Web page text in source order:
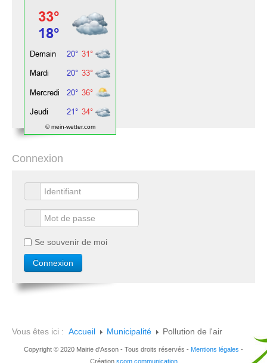
© mein-wetter.com
Connexion
Se souvenir de moi
Vous êtes ici : Accueil Municipalité Pollution de l'air
Copyright © 2020 Mairie d'Asson - Tous droits réservés - Mentions légales -
Création scom communication